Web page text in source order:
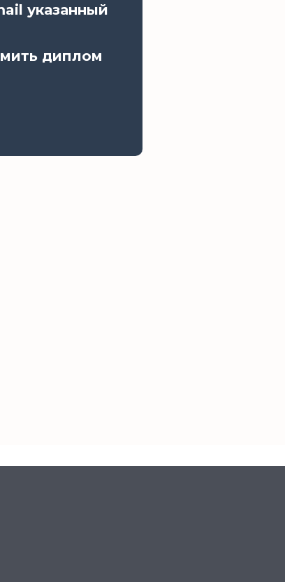
указанный
диплом